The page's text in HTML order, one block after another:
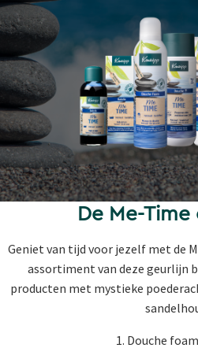
De Me-
Geniet van tijd voor jezelf met de
assortiment van deze geurlijn
producten met mystieke
1. Douche